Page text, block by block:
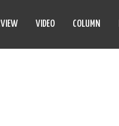
VIDEO COLUMN